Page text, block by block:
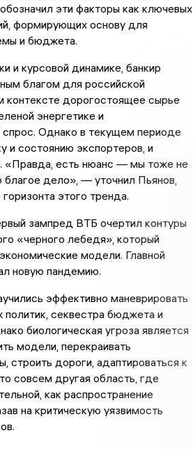
эти факторы как ключевых
формирующих основу для
и бюджета.
и курсовой динамике, банкир
благом для российской
контексте дорогостоящее сырье
энергетике и
Однако в текущем периоде
и состоянию экспортеров, и
«Правда, есть нюанс — мы тоже не
дело», — уточнил Пьянов,
этого тренда.
зампред ВТБ очертил контуры
«черного лебедя», который
модели. Главной
новую пандемию.
эффективно маневрировать
секвестра бюджета и
биологическая угроза является
модели, перекраивать
дороги, адаптироваться к
совсем другая область, где
как распространение
на критическую уязвимость